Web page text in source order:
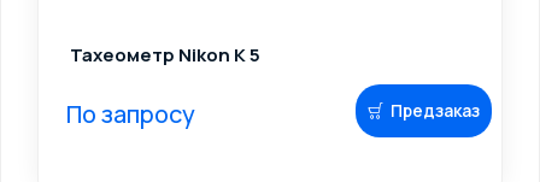
Тахеометр Nikon K 5
По запросу Предзаказ